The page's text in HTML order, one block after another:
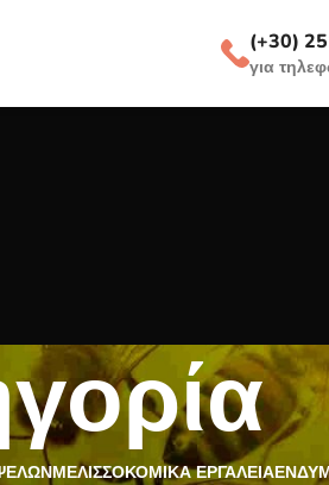
(+30)
για
ΜΕΛΙΣΣΟΚΟΜΙΚΆ ΕΡΓΑΛΕΊΑ